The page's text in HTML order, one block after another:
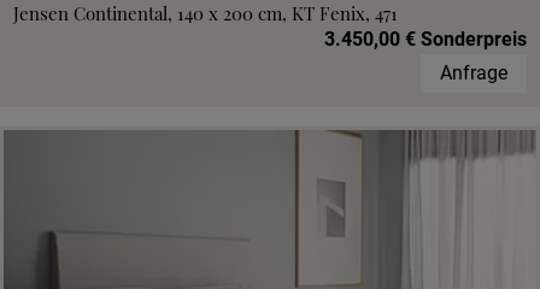
Jensen Continental, 140 x 200 cm, KT Fenix, 471
3.450,00 € Sonderpreis
Anfrage